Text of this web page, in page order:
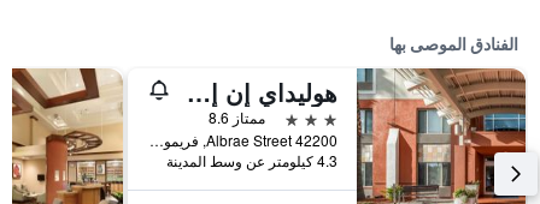
الفنادق الموصى بها
هوليداي إن إكسبرس فريمونت ميلبيتاس سنترا باي آيتش جي
3 نجوم
ممتاز 8.6
42200 Albrae Street, فريمونت, CA, الولايات المتحدة الأميريكية
4.3 كيلومتر عن وسط المدينة